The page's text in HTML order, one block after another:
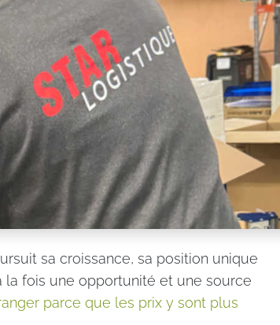
sa croissance, sa position unique
la fois une opportunité et une source
parce que les prix y sont plus